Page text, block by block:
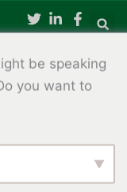
be speaking
you want to